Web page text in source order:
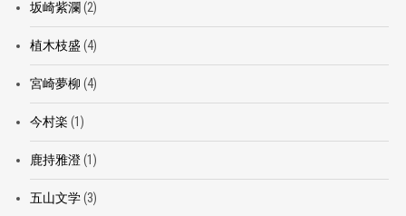
坂崎紫瀾 (2)
植木枝盛 (4)
宮崎夢柳 (4)
今村楽 (1)
鹿持雅澄(1)
五山文学(3)